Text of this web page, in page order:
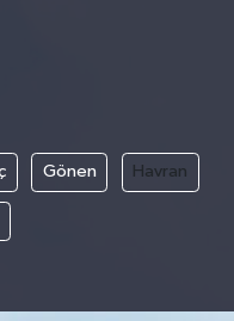
Gönen Havran